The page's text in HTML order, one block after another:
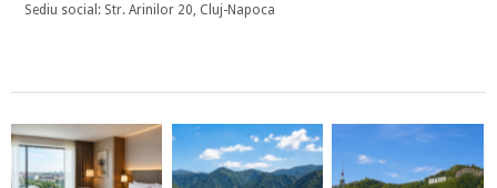
Sediu social: Str. Arinilor 20, Cluj-Napoca